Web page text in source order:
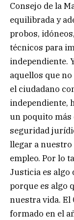
Consejo de la
equilibrada y
probos,
técnicos para
independiente.
aquellos que
el ciudadano
independiente,
un poquito más
seguridad
llegar a
empleo. Por lo
Justicia es algo
porque es algo
nuestra vida. El
formado en el